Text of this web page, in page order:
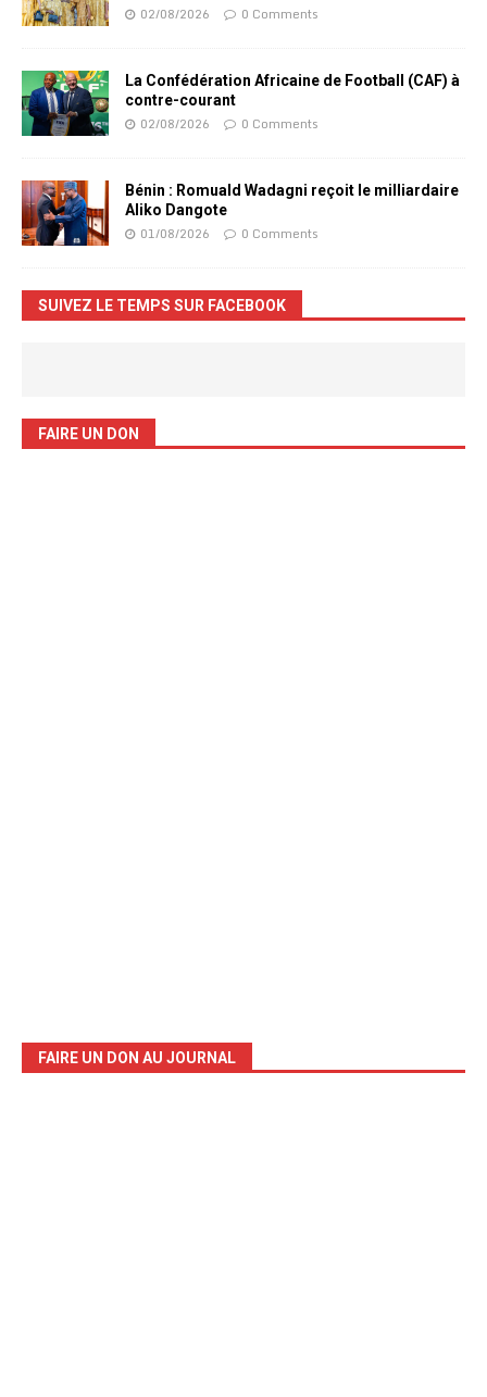
02/08/2026 0 Comments
La Confédération Africaine de Football (CAF) à
contre-courant
02/08/2026 0 Comments
Bénin : Romuald Wadagni reçoit le milliardaire
Aliko Dangote
01/08/2026 0 Comments
SUIVEZ LE TEMPS SUR FACEBOOK
FAIRE UN DON
FAIRE UN DON AU JOURNAL